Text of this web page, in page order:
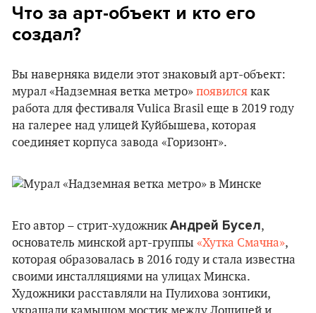
Что за арт-объект и кто его
создал?
Вы наверняка видели этот знаковый арт-объект:
мурал «Надземная ветка метро» появился как
работа для фестиваля Vulica Brasil еще в 2019 году
на галерее над улицей Куйбышева, которая
соединяет корпуса завода «Горизонт».
Его автор – стрит-художникАндрей Бусел,
основатель минской арт-группы «Хутка Смачна»,
которая образовалась в 2016 году и стала известна
своими инсталляциями на улицах Минска.
Художники расставляли на Пулихова зонтики,